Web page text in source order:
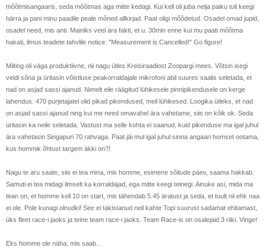
mõõtmisangaaris, seda mõõtmas aga mitte kedagi. Kui kell oli juba nelja paiku tuli keegi
härra ja pani minu paadile peale mõned allkirjad. Paat oligi mõõdetud. Osadel omad jupid,
osadel need, mis anti. Mainiks veel ära fakti, et u. 30min enne kui mu paati mõõtma
hakati, ilmus teadete tahvlile notice: "Measurement is Cancelled!" Go figure!
Miiting oli väga produktiivne, nii nagu ütles Kreisiraadiost Zoopargi mees. Võtsin isegi
veidi sõna ja üritasin võistluse peakorraldajale mikrofoni abil suures saalis seletada, et
nad on asjad sassi ajanud. Nimelt eile räägitud lühikesele pinnipikendusele on kerge
lahendus. 470 purjetajatel olid pikad pikendused, meil lühikesed. Loogika ütleks, et nad
on asjad sassi ajanud ning kui me need omavahel ära vahetame, siis on kõik ok. Seda
üritasin ka neile seletada. Vastust ma selle kohta ei saanud, kuid pikenduse ma igal juhul
ära vahetasin Singapuri 70 rahvaga. Paat jäi mul igal juhul sinna angaari homset ootama,
kus hommik õhtust targem äkki on?!
Nagu te aru saate, siis ei tea mina, mis homme, esimene sõitude päev, saama hakkab.
Samuti ei tea midagi ilmselt ka korraldajad, ega mitte keegi teinegi. Ainuke asi, mida ma
tean on, et homme kell 10 on start, mis tähendab 5.45 äratust ja seda, et tuult nii ehk naa
ei ole. Pole kunagi olnudki! See ei takistanud neil kahte Topi suurust sadamat ehitamast,
üks fleet race-i jaoks ja teine team race-i jaoks. Team Race-is on osalejaid 3 riiki. Vinge!
Eks homme ole näha, mis saab...